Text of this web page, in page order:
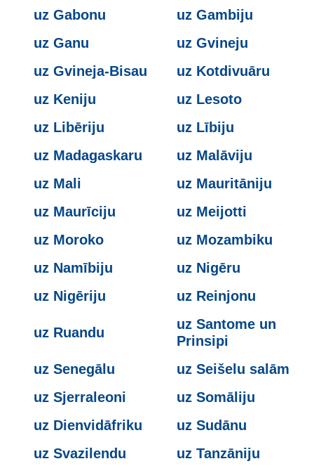
uz Gabonu
uz Gambiju
uz Ganu
uz Gvineju
uz Gvineja-Bisau
uz Kotdivuāru
uz Keniju
uz Lesoto
uz Libēriju
uz Lībiju
uz Madagaskaru
uz Malāviju
uz Mali
uz Mauritāniju
uz Maurīciju
uz Meijotti
uz Moroko
uz Mozambiku
uz Namībiju
uz Nigēru
uz Nigēriju
uz Reinjonu
uz Ruandu
uz Santome un
Prinsipi
uz Senegālu
uz Seišelu salām
uz Sjerraleoni
uz Somāliju
uz Dienvidāfriku
uz Sudānu
uz Svazilendu
uz Tanzāniju